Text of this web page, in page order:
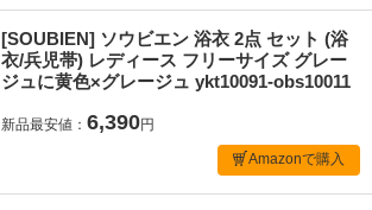
[SOUBIEN] ソウビエン 浴衣 2点 セット (浴
衣/兵児帯) レディース フリーサイズ グレー
ジュに黄色×グレージュ ykt10091-obs10011
新品最安値： 6,390円
Amazonで購入